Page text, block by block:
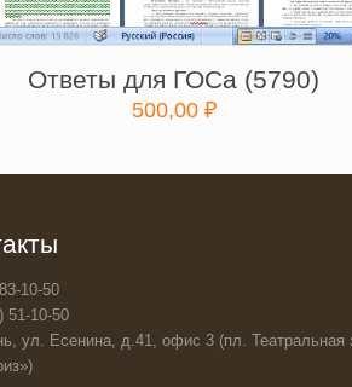
Ответы для ГОСа (5790)
500,00 ₽
10-50
51-10-50
ул. Есенина, д.41, офис 3 (пл. Театральная